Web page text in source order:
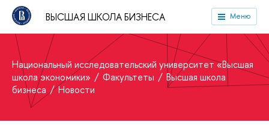
ВЫСШАЯ ШКОЛА БИЗНЕСА Меню
Национальный исследовательский университет «Высшая
школа экономики»
Факультеты
Высшая школа
бизнеса
Новости